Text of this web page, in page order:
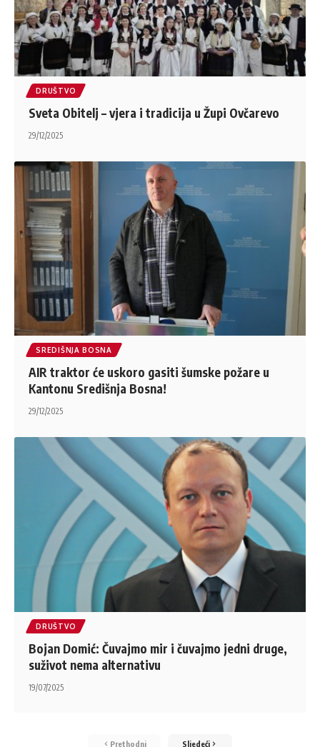
DRUŠTVO
Sveta Obitelj – vjera i tradicija u Župi Ovčarevo
29/12/2025
SREDIŠNJA BOSNA
AIR traktor će uskoro gasiti šumske požare u
Kantonu Središnja Bosna!
29/12/2025
DRUŠTVO
Bojan Domić: Čuvajmo mir i čuvajmo jedni druge,
suživot nema alternativu
19/07/2025
Prethodni Sljedeći